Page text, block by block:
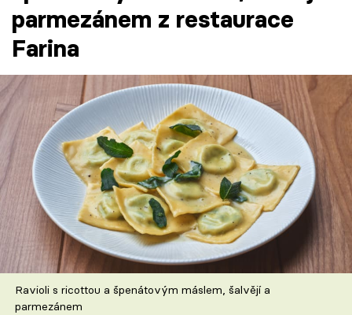
Témata
Články
TV Program
Škola vaření
Recepty z TV
Speciál: Cuketa
Těhotnej kuchař
parmezánem z restaurace
Farina
Ravioli s ricottou a špenátovým máslem, šalvějí a
parmezánem